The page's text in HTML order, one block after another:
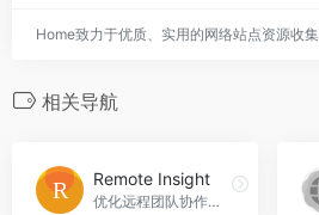
Home致力于优质、实用的网络站点资源收集
相关导航
Remote Insight
优化远程团队协作，Remote Insight官网入口网址